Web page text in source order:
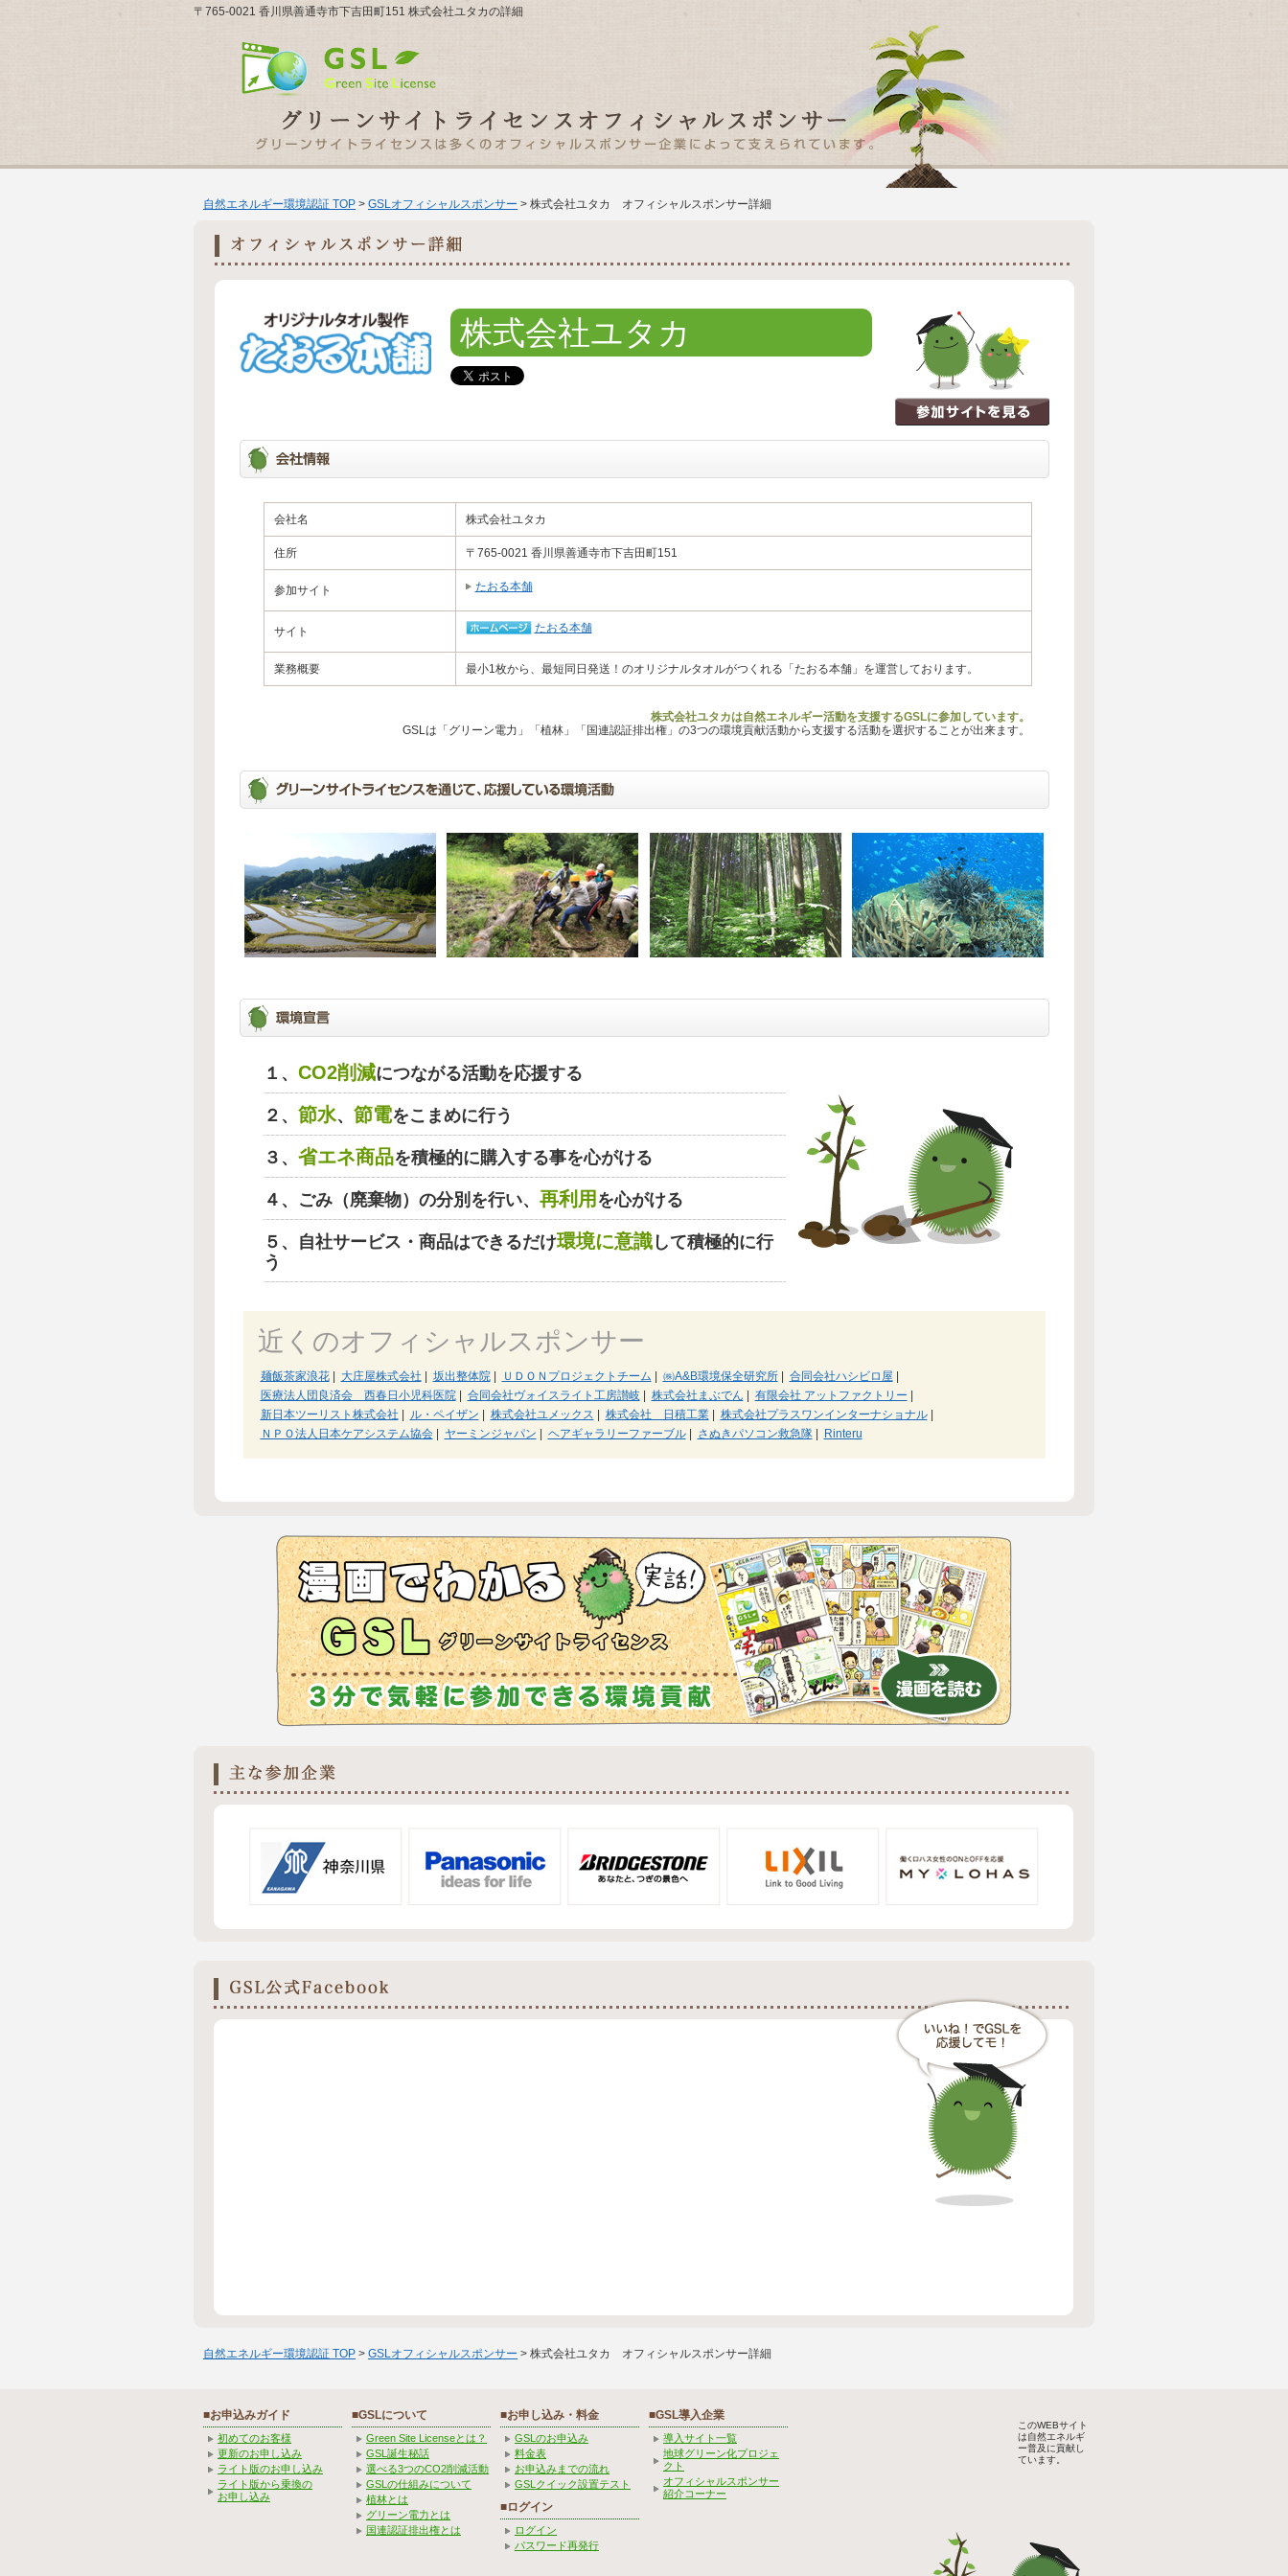
〒765-0021 香川県善通寺市下吉田町151 株式会社ユタカの詳細
自然エネルギー環境認証 TOP > GSLオフィシャルスポンサー > 株式会社ユタカ オフィシャルスポンサー詳細
株式会社ユタカ
会社名 株式会社ユタカ
住所 〒765-0021 香川県善通寺市下吉田町151
参加サイト たおる本舗
サイト たおる本舗
業務概要 最小1枚から、最短同日発送！のオリジナルタオルがつくれる「たおる本舗」を運営しております。
株式会社ユタカは自然エネルギー活動を支援するGSLに参加しています。
GSLは「グリーン電力」「植林」「国連認証排出権」の3つの環境貢献活動から支援する活動を選択することが出来ます。
１、 CO2削減につながる活動を応援する
２、 節水、 節電をこまめに行う
３、 省エネ商品を積極的に購入する事を心がける
４、ごみ（廃棄物）の分別を行い、 再利用 を心がける
５、自社サービス・商品はできるだけ環境に意識して積極的に行
う
近くのオフィシャルスポンサー
麺飯茶家浪花| 大庄屋株式会社 坂出整体院| ＵＤＯＮプロジェクトチーム ㈱A&B環境保全研究所| 合同会社ハシビロ屋
医療法人団良済会 西春日小児科医院| 合同会社ヴォイスライト工房讃岐 株式会社まぶでん 有限会社 アットファクトリー
新日本ツーリスト株式会社
ル・ペイザン 株式会社ユメックス 株式会社 日積工業| 株式会社プラスワンインターナショナル|
ＮＰＯ法人日本ケアシステム協会| ヤーミンジャパン ヘアギャラリーファーブル| さぬきパソコン救急隊| Rinteru
自然エネルギー環境認証 TOP > GSLオフィシャルスポンサー > 株式会社ユタカ オフィシャルスポンサー詳細
■お申込みガイド
初めてのお客様
更新のお申し込み
ライト版のお申し込み
ライト版から乗換の
お申し込み
■GSLについて
Green Site Licenseとは？
GSL誕生秘話
選べる3つのCO2削減活動
GSLの仕組みについて
植林とは
グリーン電力とは
国連認証排出権とは
■お申し込み・料金
GSLのお申込み
料金表
お申込みまでの流れ
GSLクイック設置テスト
■ログイン
ログイン
パスワード再発行
■GSL導入企業
導入サイト一覧
地球グリーン化プロジェ
クト
オフィシャルスポンサー
紹介コーナー
このWEBサイト
は自然エネルギ
ー普及に貢献し
ています。